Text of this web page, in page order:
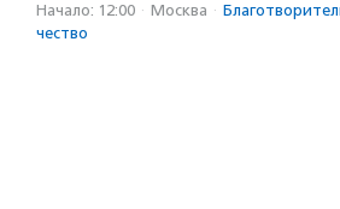
Начало: 12:00 · Москва ·
чест­во